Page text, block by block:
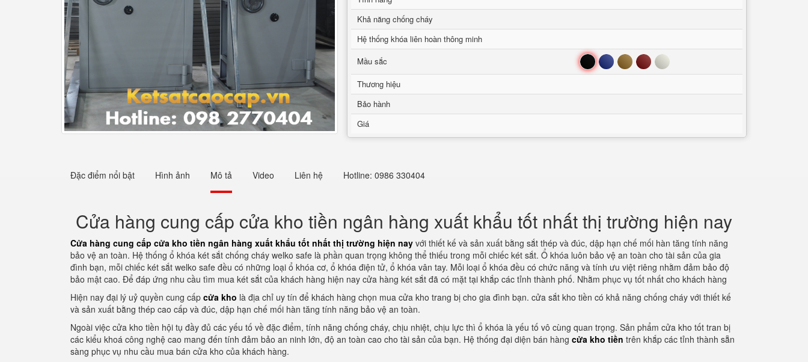
Khả năng chống cháy
Hệ thống khóa liên hoàn thông minh
Mầu sắc
Đen Xanh Nâu Đỏ Trắng
Thương hiệu
Bảo hành
Giá
Đặc điểm nổi bật Hình ảnh Mô tả Video Liên hệ Hotline: 0986 330404
Cửa hàng cung cấp cửa kho tiền ngân hàng xuất khẩu tốt nhất thị trường hiện nay
Cửa hàng cung cấp cửa kho tiền ngân hàng xuất khẩu tốt nhất thị trường hiện nay với thiết kế và sản xuất bằng sắt thép và đúc, dập hạn chế mối hàn tăng tính năng
bảo vệ an toàn. Hệ thống ổ khóa két sắt chống cháy welko safe là phần quan trọng không thể thiếu trong mỗi chiếc két sắt. Ổ khóa luôn bảo vệ an toàn cho tài sản của gia
đình bạn, mỗi chiếc két sắt welko safe đều có những loại ổ khóa cơ, ổ khóa điện tử, ổ khóa vân tay. Mỗi loại ổ khóa đều có chức năng và tính ưu việt riêng nhằm đảm bảo độ
bảo mật cao. Để đáp ứng nhu cầu tìm mua két sắt của khách hàng hiện nay cửa hàng két sắt đã có mặt tại khắp các tỉnh thành phố. Nhằm phục vụ tốt nhất cho khách hàng
Hiện nay đại lý uỷ quyền cung cấp cửa kho là địa chỉ uy tín để khách hàng chọn mua cửa kho trang bị cho gia đình bạn. cửa sắt kho tiền có khả năng chống cháy với thiết kế
và sản xuất bằng thép cao cấp và đúc, dập hạn chế mối hàn tăng tính năng bảo vệ an toàn.
Ngoài việc cửa kho tiền hội tụ đầy đủ các yếu tố về đặc điểm, tính năng chống cháy, chịu nhiệt, chịu lực thì ổ khóa là yếu tố vô cùng quan trọng. Sản phẩm cửa kho tốt tran bị
các kiểu khoá công nghệ cao mang đến tính đảm bảo an ninh lớn, độ an toàn cao cho tài sản của bạn. Hệ thống đại diện bán hàng cửa kho tiền trên khắp các tỉnh thành sẵn
sàng phục vụ nhu cầu mua bán cửa kho của khách hàng.